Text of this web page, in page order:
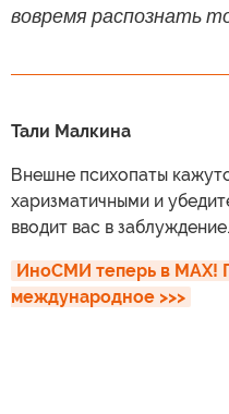
вовремя распознать
Тали Малкина
Внешне психопаты
харизматичными и
вводит вас в заблуждение.
ИноСМИ теперь в MAX!
международное >>>